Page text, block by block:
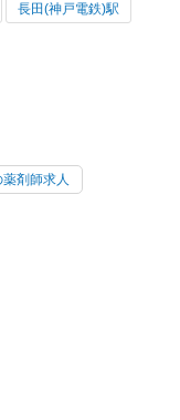
長田(神戸電鉄)駅
剤師求人